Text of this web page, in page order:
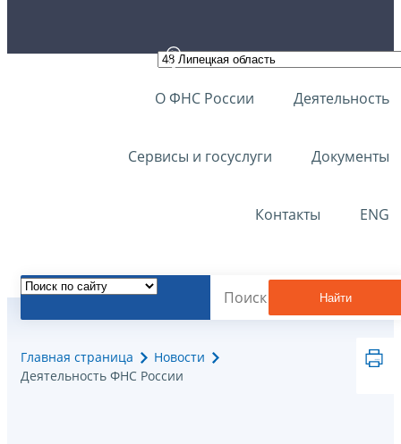
О ФНС России Деятельность
Сервисы и госуслуги Документы
Контакты ENG
Найти
Главная страница
Новости
Деятельность ФНС России